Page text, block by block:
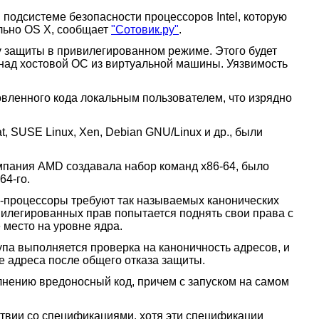
безопасности процессоров Intel, которую
OS X, сообщает "Сотовик.ру".
в привилегированном режиме. Этого будет
хостовой ОС из виртуальной машины. Уязвимость
кода локальным пользователем, что изрядно
SUSE Linux, Xen, Debian GNU/Linux и др., были
AMD создавала набор команд x86-64, было
го.
требуют так называемых канонических
прав попытается поднять свои права с
место на уровне ядра.
выполняется проверка на каноничность адресов, и
адреса после общего отказа защиты.
вредоносный код, причем с запуском на самом
со спецификациями, хотя эти спецификации